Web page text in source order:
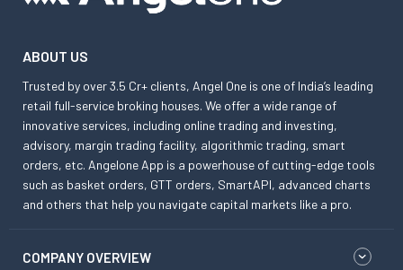
ABOUT US
Trusted by over 3.5 Cr+ clients, Angel One is one of India’s leading
retail full-service broking houses. We offer a wide range of
innovative services, including online trading and investing,
advisory, margin trading facility, algorithmic trading, smart
orders, etc. Angelone App is a powerhouse of cutting-edge tools
such as basket orders, GTT orders, SmartAPI, advanced charts
and others that help you navigate capital markets like a pro.
COMPANY OVERVIEW